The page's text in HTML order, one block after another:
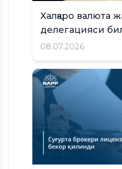
Халқаро валюта
делегацияси
08.07.2026